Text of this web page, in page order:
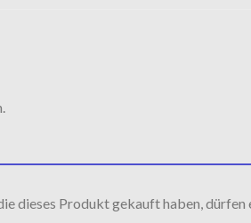
dieses Produkt gekauft haben, dürfen